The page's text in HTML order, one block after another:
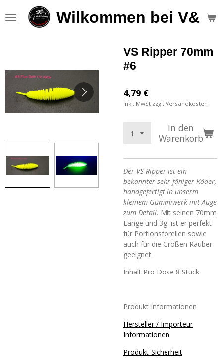
Hauptinhalt
Wilkommen bei V&S
VS Ripper 70mm
#6
4,79 €
inkl. MwSt zzgl. Versandkosten
In den
Warenkorb
Der VS Ripper ist ein
bekannter sehr fäniger Köder,
handgefertigt in unserm
kleinem Gummiwerk mit Auge
zum Detail. Mit seinen 70mm
Länge und 3g ist er perfekt
für Portionsforellen sowie
auch für die Größen Räuber
geeignet.
Inhalt Pro Dose 8 Stück
Produkt Informationen
Hersteller / Importeur
Informationen
Produkt-Sicherheit